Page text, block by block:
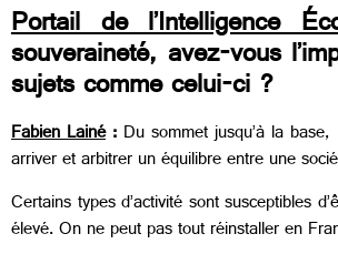
Portail de l’Intelligence
souveraineté, avez-vous
sujets comme celui-ci ?
Fabien Lainé: Du sommet jusqu’à la
arriver et arbitrer un équilibre entre une
Certains types d’activité sont susceptibles
élevé. On ne peut pas tout réinstaller en